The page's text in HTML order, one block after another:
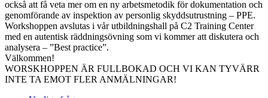
också att få veta mer om en ny arbetsmetodik för dokumentation och
genomförande av inspektion av personlig skyddsutrustning – PPE.
Workshoppen avslutas i vår utbildningshall på C2 Training Center
med en autentisk räddningsövning som vi kommer att diskutera och
analysera – ”Best practice”.
Välkommen!
WORSKHOPPEN ÄR FULLBOKAD OCH VI KAN TYVÄRR
INTE TA EMOT FLER ANMÄLNINGAR!